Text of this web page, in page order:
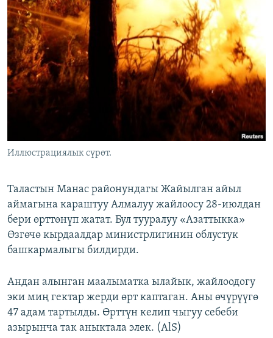
БИЗ ЖАНА ДҮЙНӨ
ДАНИСТЕ
ЭЖЕ-СИҢДИЛЕР
АЗАТТЫК+
ЫҢГАЙСЫЗ СУРООЛОР
Русский
ОНЛАЙН ШЕРИНЕ
ЭЕ/АРнун бардык сайттары
Иллюстрациялык сүрөт.
Таластын Манас районундагы Жайылган айыл
аймагына караштуу Алмалуу жайлоосу 28-июлдан
бери өрттөнүп жатат. Бул тууралуу «Азаттыкка»
Өзгөчө кырдаалдар министрлигинин облустук
башкармалыгы билдирди.
Андан алынган маалыматка ылайык, жайлоодогу
эки миң гектар жерди өрт каптаган. Аны өчүрүүгө
47 адам тартылды. Өрттүн келип чыгуу себеби
азырынча так аныктала элек. (AlS)